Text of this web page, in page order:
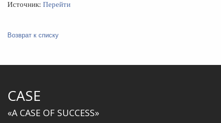
Источник: Перейти
Возврат к списку
CASE
«A CASE OF SUCCESS»